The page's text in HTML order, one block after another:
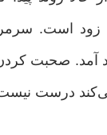
است.
2026 خواهد آمد.
درست